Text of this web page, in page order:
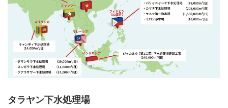
タラヤン下水処理場